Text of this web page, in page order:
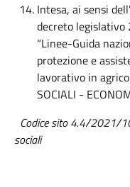
Intesa, ai sensi
decreto legislativo
“Linee-Guida
protezione e
lavorativo in
SOCIALI -
Codice sito4.4/2021/
sociali